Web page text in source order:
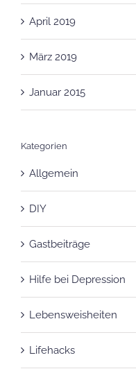
April 2019
März 2019
Januar 2015
Kategorien
Allgemein
DIY
Gastbeiträge
Hilfe bei Depression
Lebensweisheiten
Lifehacks